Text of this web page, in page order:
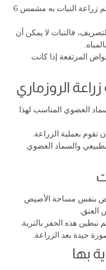
لابد أن يكون المكان الذي يتم زراعة النبات به مشمس 6
فالنبات لا يمكن أن
المرتفعة إذا كانت
الروزماري
العضوي المناسب لهذا
تقوم بعملية الزراعة.
والسماد العضوي
بنفس مساحة الأصيص
العنق.
تبطين هذه الحفر بالتربة.
جيدة بعد الزراعة.
بها